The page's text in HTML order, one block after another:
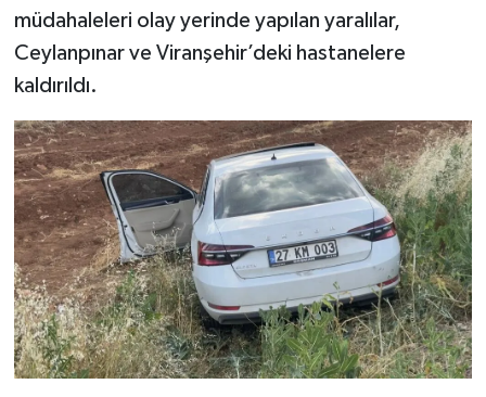
müdahaleleri olay yerinde yapılan yaralılar,
Ceylanpınar ve Viranşehir’deki hastanelere
kaldırıldı.